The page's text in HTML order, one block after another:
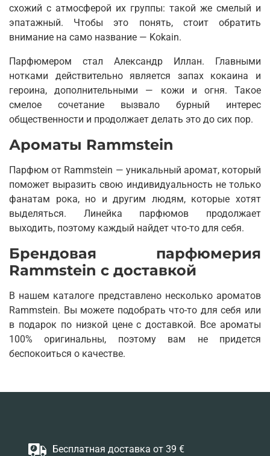
схожий с атмосферой их группы: такой же смелый и
эпатажный. Чтобы это понять, стоит обратить
внимание на само название — Kokain.
Парфюмером стал Александр Иллан. Главными
нотками действительно является запах кокаина и
героина, дополнительными — кожи и огня. Такое
смелое сочетание вызвало бурный интерес
общественности и продолжает делать это до сих пор.
Ароматы Rammstein
Парфюм от Rammstein — уникальный аромат, который
поможет выразить свою индивидуальность не только
фанатам рока, но и другим людям, которые хотят
выделяться. Линейка парфюмов продолжает
выходить, поэтому каждый найдет что-то для себя.
Брендовая парфюмерия
Rammstein с доставкой
В нашем каталоге представлено несколько ароматов
Rammstein. Вы можете подобрать что-то для себя или
в подарок по низкой цене с доставкой. Все ароматы
100% оригинальны, поэтому вам не придется
беспокоиться о качестве.
Бесплатная доставка от 39 €